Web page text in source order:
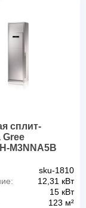
сплит-
Gree
M3NNA5B
sku-1810
12,31 кВт
15 кВт
123 м²